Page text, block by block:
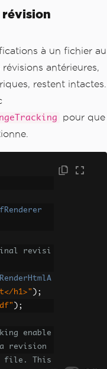
à un fichier au
antérieures,
restent intactes.
pour que
revisi
RenderHtmlA
h1>" );
);
enable
revision
file. This